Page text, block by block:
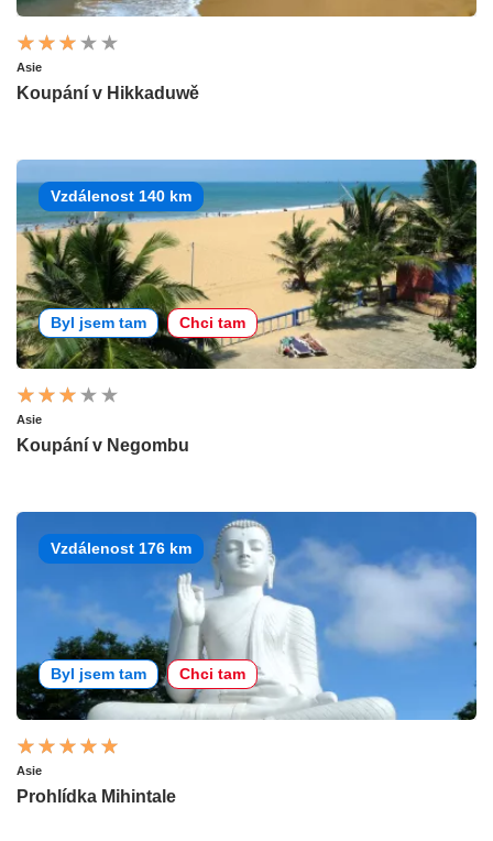
Asie
Koupání v Hikkaduwě
Vzdálenost 140 km
Byl jsem tam Chci tam
Asie
Koupání v Negombu
Vzdálenost 176 km
Byl jsem tam Chci tam
Asie
Prohlídka Mihintale